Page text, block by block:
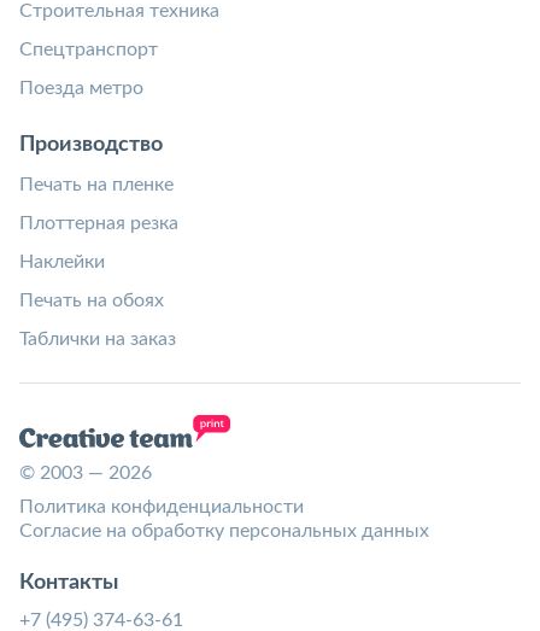
Строительная техника
Спецтранспорт
Поезда метро
Производство
Печать на пленке
Плоттерная резка
Наклейки
Печать на обоях
Таблички на заказ
© 2003 — 2026
Политика конфиденциальности
Согласие на обработку персональных данных
Контакты
+7 (495) 374-63-61